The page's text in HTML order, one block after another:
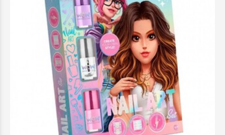
Wow Generation Βερνίκι Νυχιών Που
Αλλάζει Χρώμα Στο Φως - WOW00166